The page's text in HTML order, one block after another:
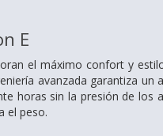
E
el máximo confort y
avanzada garantiza
horas sin la presión de los
el peso.